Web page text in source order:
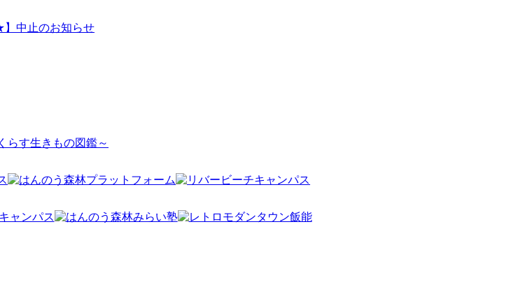
中止のお知らせ
らす生きもの図鑑～